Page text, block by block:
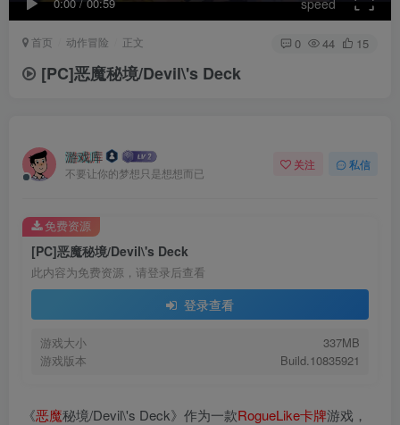
首页 动作冒险 正文 0 44 15
[PC]恶魔秘境/Devil\'s Deck
游戏库
不要让你的梦想只是想想而已
关注 私信
[PC]恶魔秘境/Devil\'s Deck
此内容为免费资源，请登录后查看
登录查看
游戏大小
337MB
游戏版本
Build.10835921
免费资源
《恶魔秘境/Devil\'s Deck》作为一款RogueLike卡牌游戏，